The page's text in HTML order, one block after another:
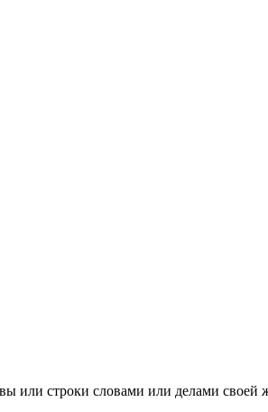
строки словами или делами своей